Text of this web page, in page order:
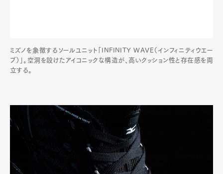
ミズノを象徴するソールユニット「INFINITY WAVE（インフィニティウエー
ブ）」。空洞を設けたアイコニックな構造が、高いクッション性と存在感を両
立する。